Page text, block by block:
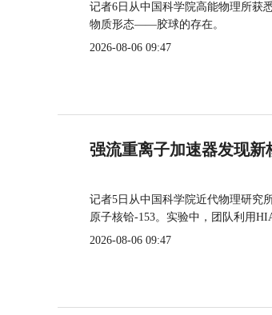
记者6日从中国科学院高能物理所获
物质形态——胶球的存在。
2026-08-06 09:47
强流重离子加速器发现新
记者5日从中国科学院近代物理研究
原子核铪-153。实验中，团队利用
2026-08-06 09:47